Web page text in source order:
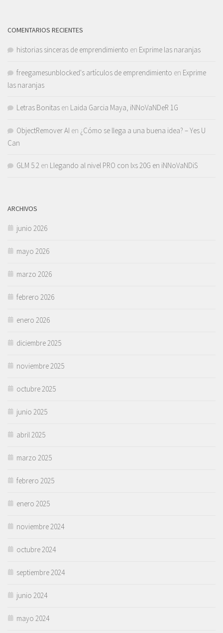
COMENTARIOS RECIENTES
historias sinceras de emprendimiento en Exprime las naranjas
freegamesunblocked's artículos de emprendimiento en Exprime
las naranjas
Letras Bonitas en Laida Garcia Maya, iNNoVaNDeR 1G
ObjectRemover AI en ¿Cómo se llega a una buena idea? – Yes U
Can
GLM 5.2 en Llegando al nivel PRO con lxs 20G en iNNoVaNDiS
ARCHIVOS
junio 2026
mayo 2026
marzo 2026
febrero 2026
enero 2026
diciembre 2025
noviembre 2025
octubre 2025
junio 2025
abril 2025
marzo 2025
febrero 2025
enero 2025
noviembre 2024
octubre 2024
septiembre 2024
junio 2024
mayo 2024